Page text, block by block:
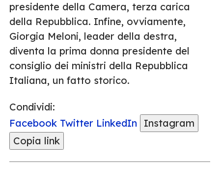
presidente della Camera, terza carica
della Repubblica. Infine, ovviamente,
Giorgia Meloni, leader della destra,
diventa la prima donna presidente del
consiglio dei ministri della Repubblica
Italiana, un fatto storico.
Condividi:
Facebook Twitter LinkedIn
Instagram
Copia link